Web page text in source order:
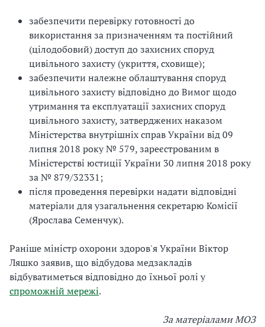
забезпечити перевірку готовності до
використання за призначенням та постійний
(цілодобовий) доступ до захисних споруд
цивільного захисту (укриття, сховище);
забезпечити належне облаштування споруд
цивільного захисту відповідно до Вимог щодо
утримання та експлуатації захисних споруд
цивільного захисту, затверджених наказом
Міністерства внутрішніх справ України від 09
липня 2018 року № 579, зареєстрованим в
Міністерстві юстиції України 30 липня 2018 року
за № 879/32331;
після проведення перевірки надати відповідні
матеріали для узагальнення секретарю Комісії
(Ярослава Семенчук).
Раніше міністр охорони здоров'я України Віктор
Ляшко заявив, що відбудова медзакладів
відбуватиметься відповідно до їхньої ролі у
спроможній мережі.
За матеріалами МОЗ